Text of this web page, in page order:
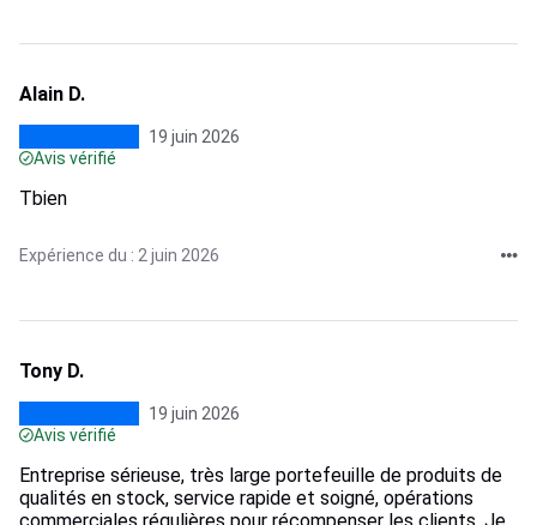
Alain D.
19 juin 2026
Avis vérifié
Tbien
Expérience du : 2 juin 2026
Tony D.
19 juin 2026
Avis vérifié
Entreprise sérieuse, très large portefeuille de produits de
qualités en stock, service rapide et soigné, opérations
commerciales régulières pour récompenser les clients. Je